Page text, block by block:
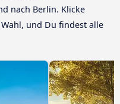
nach Berlin. Klicke
und Du findest alle